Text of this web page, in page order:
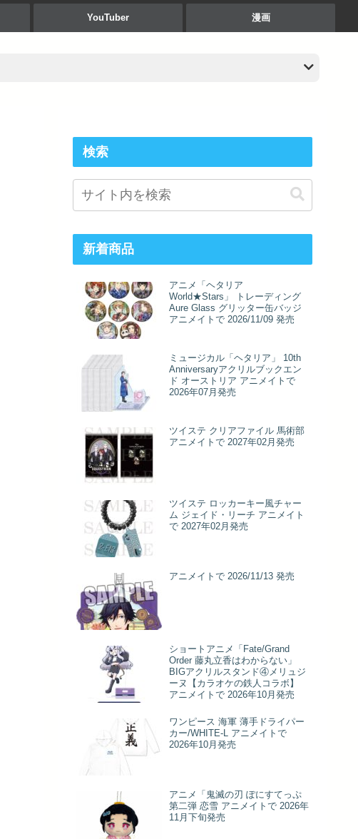
YouTuber 漫画
検索
新着商品
アニメ「ヘタリア
World★Stars」 トレーディング
Aure Glass グリッター缶バッジ
アニメイトで 2026/11/09 発売
ミュージカル「ヘタリア」 10th
Anniversaryアクリルブックエン
ド オーストリア アニメイトで
2026年07月発売
ツイステ クリアファイル 馬術部
アニメイトで 2027年02月発売
ツイステ ロッカーキー風チャー
ム ジェイド・リーチ アニメイト
で 2027年02月発売
アニメイトで 2026/11/13 発売
ショートアニメ「Fate/Grand
Order 藤丸立香はわからない」
BIGアクリルスタンド④メリュジ
ーヌ【カラオケの鉄人コラボ】
アニメイトで 2026年10月発売
ワンピース 海軍 薄手ドライパー
カー/WHITE-L アニメイトで
2026年10月発売
アニメ「鬼滅の刃 ぽにすてっぷ
第二弾 恋雪 アニメイトで 2026年
11月下旬発売